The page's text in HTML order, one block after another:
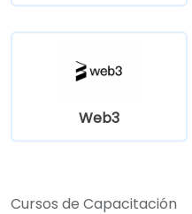
Web3
Cursos de Capacitación